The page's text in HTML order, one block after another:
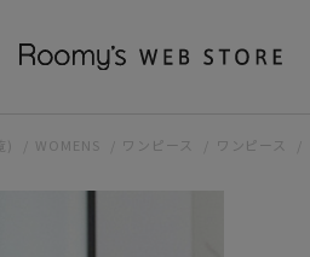
) WOMENS ワンピース ワンピース